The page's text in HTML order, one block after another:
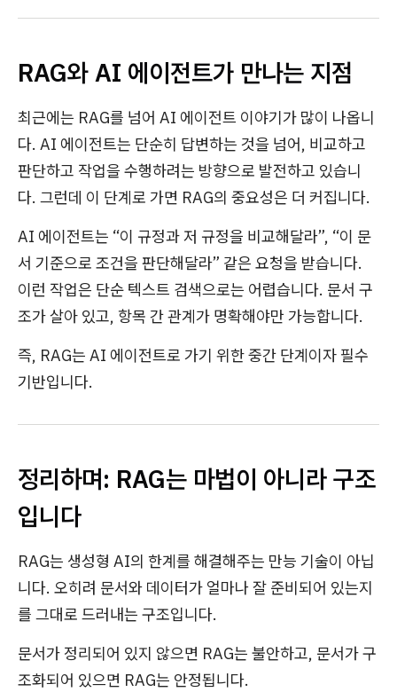
RAG와 AI 에이전트가 만나는 지점
최근에는 RAG를 넘어 AI 에이전트 이야기가 많이 나옵니
다. AI 에이전트는 단순히 답변하는 것을 넘어, 비교하고
판단하고 작업을 수행하려는 방향으로 발전하고 있습니
다. 그런데 이 단계로 가면 RAG의 중요성은 더 커집니다.
AI 에이전트는 “이 규정과 저 규정을 비교해달라”, “이 문
서 기준으로 조건을 판단해달라” 같은 요청을 받습니다.
이런 작업은 단순 텍스트 검색으로는 어렵습니다. 문서 구
조가 살아 있고, 항목 간 관계가 명확해야만 가능합니다.
즉, RAG는 AI 에이전트로 가기 위한 중간 단계이자 필수
기반입니다.
정리하며: RAG는 마법이 아니라 구조
입니다
RAG는 생성형 AI의 한계를 해결해주는 만능 기술이 아닙
니다. 오히려 문서와 데이터가 얼마나 잘 준비되어 있는지
를 그대로 드러내는 구조입니다.
문서가 정리되어 있지 않으면 RAG는 불안하고, 문서가 구
조화되어 있으면 RAG는 안정됩니다.